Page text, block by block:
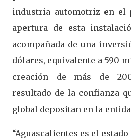
industria automotriz en el
apertura de esta
acompañada de una
dólares, equivalente a 590
creación de más de
resultado de la confianza
global depositan en la
“Aguascalientes es el